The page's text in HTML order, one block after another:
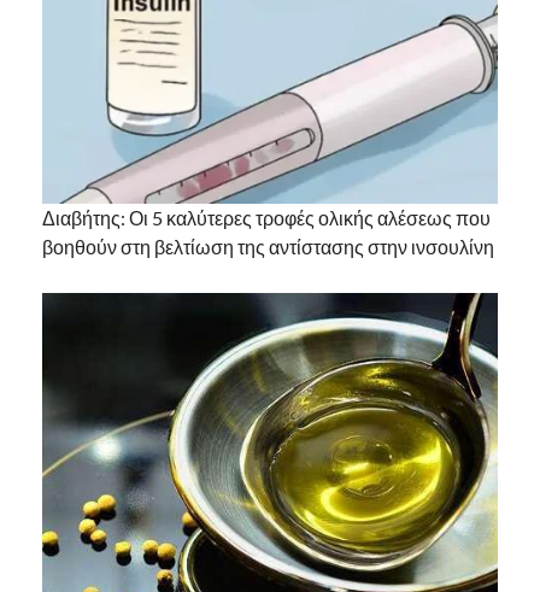
Διαβήτης: Οι 5 καλύτερες τροφές ολικής αλέσεως που
βοηθούν στη βελτίωση της αντίστασης στην ινσουλίνη